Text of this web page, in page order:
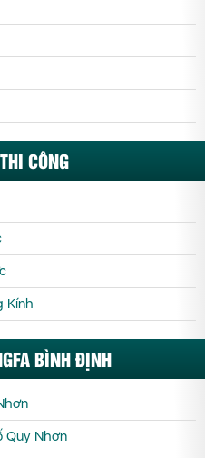
CÔNG
Kính
BÌNH ĐỊNH
Quy Nhơn